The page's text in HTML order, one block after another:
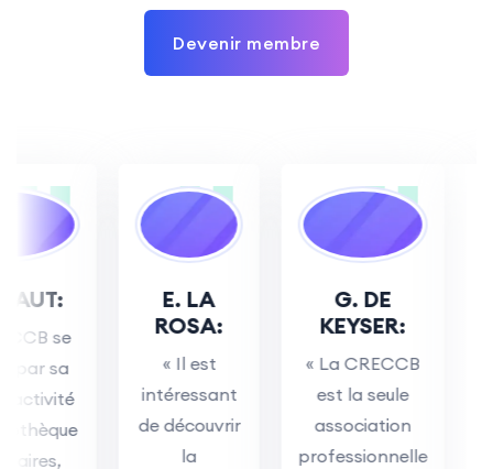
Devenir membre
se
sa
E. LA
ROSA:
« Il est
intéressant
de découvrir
G. DE
KEYSER:
« La CRECCB
est la seule
association
professionnelle